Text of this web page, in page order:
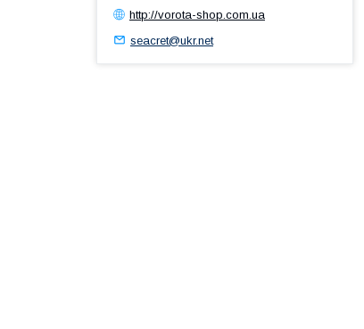
http://vorota-shop.com.ua
seacret@ukr.net